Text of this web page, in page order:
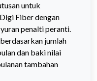
untuk
Fiber dengan
penalti peranti.
jumlah
dan baki nilai
tambahan